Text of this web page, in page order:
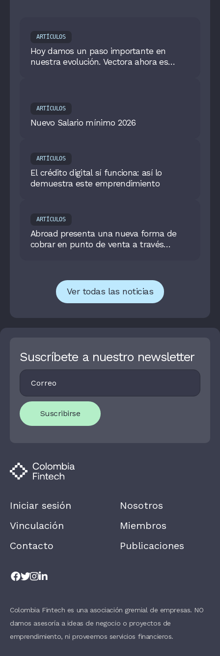
ARTÍCULOS
Hoy damos un paso importante en
nuestra evolución. Vectora ahora es
ARTÍCULOS
Nuevo Salario mínimo 2026
ARTÍCULOS
El crédito digital sí funciona: así lo
demuestra este emprendimiento
ARTÍCULOS
Abroad presenta una nueva forma de
cobrar en punto de venta a través
Ver todas las noticias
Suscríbete a nuestro newsletter
Footer
Newsletter
Suscribirse
I
O
U
A
R
N
,
V
H
S
L
A
K
Iniciar sesión
Vinculación
Contacto
Nosotros
Miembros
Publicaciones
Colombia Fintech es una asociación gremial de empresas. NO
damos asesoría a ideas de negocio o proyectos de
emprendimiento, ni proveemos servicios financieros.